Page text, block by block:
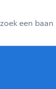
een baan